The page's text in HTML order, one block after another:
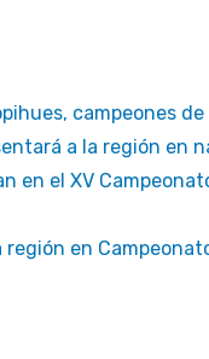
campeones
a la región en
en el XV
en